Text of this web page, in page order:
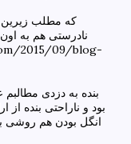
که مطلب زیرین
نادرستی هم به
2015/09/blog-
بنده به دزدی
بود و ناراحتی بنده
انگل بودن هم روشی